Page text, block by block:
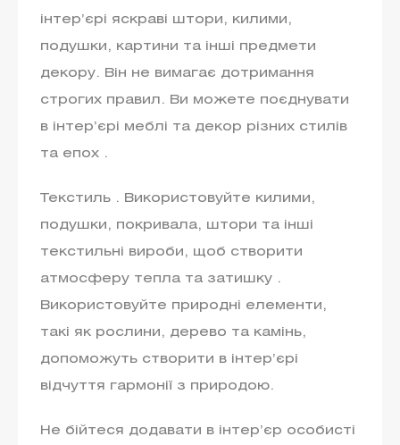
інтер’єрі яскраві штори, килими,
подушки, картини та інші предмети
декору. Він не вимагає дотримання
строгих правил. Ви можете поєднувати
в інтер’єрі меблі та декор різних стилів
та епох .
Текстиль . Використовуйте килими,
подушки, покривала, штори та інші
текстильні вироби, щоб створити
атмосферу тепла та затишку .
Використовуйте природні елементи,
такі як рослини, дерево та камінь,
допоможуть створити в інтер’єрі
відчуття гармонії з природою.
Не бійтеся додавати в інтер’єр особисті